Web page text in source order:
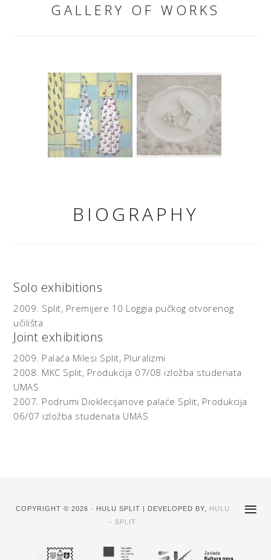
GALLERY OF WORKS
BIOGRAPHY
Solo exhibitions
2009. Split, Premijere 10 Loggia pučkog otvorenog
učilišta
Joint exhibitions
2009. Palaća Milesi Split, Pluralizmi
2008. MKC Split, Produkcija 07/08 izložba studenata
UMAS
2007. Podrumi Dioklecijanove palaće Split, Produkcija
06/07 izložba studenata UMAS
COPYRIGHT © 2026 · HULU SPLIT | DEVELOPED BY,
HULU
- SPLIT